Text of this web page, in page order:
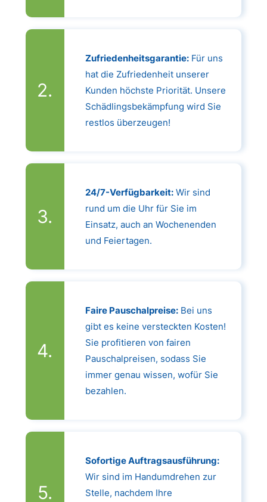
Zufriedenheitsgarantie:Für uns
hat die Zufriedenheit unserer
Kunden höchste Priorität. Unsere
Schädlingsbekämpfung wird Sie
restlos überzeugen!
24/7-Verfügbarkeit:Wir sind
rund um die Uhr für Sie im
Einsatz, auch an Wochenenden
und Feiertagen.
Faire Pauschalpreise:Bei uns
gibt es keine versteckten Kosten!
Sie profitieren von fairen
Pauschalpreisen, sodass Sie
immer genau wissen, wofür Sie
bezahlen.
Sofortige Auftragsausführung:
Wir sind im Handumdrehen zur
Stelle, nachdem Ihre